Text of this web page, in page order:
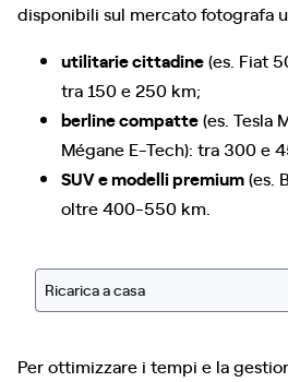
disponibili sul mercato fotografa
utilitarie cittadine(es. Fiat
tra 150 e 250 km;
berline compatte(es. Tesla
Mégane E-Tech): tra 300 e
SUV e modelli premium(es.
oltre 400-550 km.
Ricarica a casa
Per ottimizzare i tempi e la